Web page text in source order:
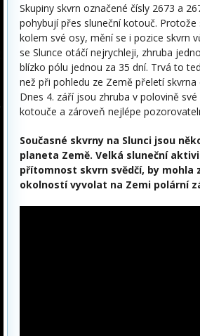
Skupiny skvrn označené čísly 2673 a
pohybují přes sluneční kotouč. Protože
kolem své osy, mění se i pozice skvrn
se Slunce otáčí nejrychleji, zhruba
blízko pólu jednou za 35 dní. Trvá to
než při pohledu ze Země přeletí skvrna
Dnes 4. září jsou zhruba v polovině
kotouče a zároveň nejlépe
Současné skvrny na Slunci jsou
planeta Země. Velká sluneční
přítomnost skvrn svědčí, by mohla
okolností vyvolat na Zemi polární